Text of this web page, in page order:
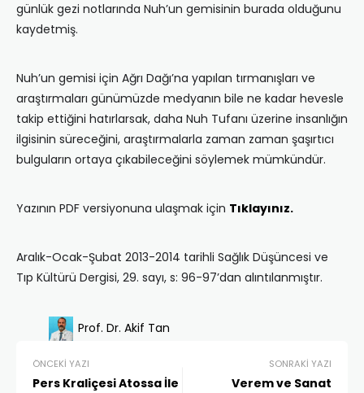
günlük gezi notlarında Nuh’un gemisinin burada olduğunu
kaydetmiş.
Nuh’un gemisi için Ağrı Dağı’na yapılan tırmanışları ve
araştırmaları günümüzde medyanın bile ne kadar hevesle
takip ettiğini hatırlarsak, daha Nuh Tufanı üzerine insanlığın
ilgisinin süreceğini, araştırmalarla zaman zaman şaşırtıcı
bulguların ortaya çıkabileceğini söylemek mümkündür.
Yazının PDF versiyonuna ulaşmak için Tıklayınız.
Aralık-Ocak-Şubat 2013-2014 tarihli Sağlık Düşüncesi ve
Tıp Kültürü Dergisi, 29. sayı, s: 96-97’dan alıntılanmıştır.
Prof. Dr. Akif Tan
ÖNCEKI YAZI
Pers Kraliçesi Atossa İle
SONRAKI YAZI
Verem ve Sanat